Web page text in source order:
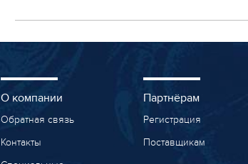
О компании
Обратная связь
Контакты
Партнёрам
Регистрация
Поставщикам